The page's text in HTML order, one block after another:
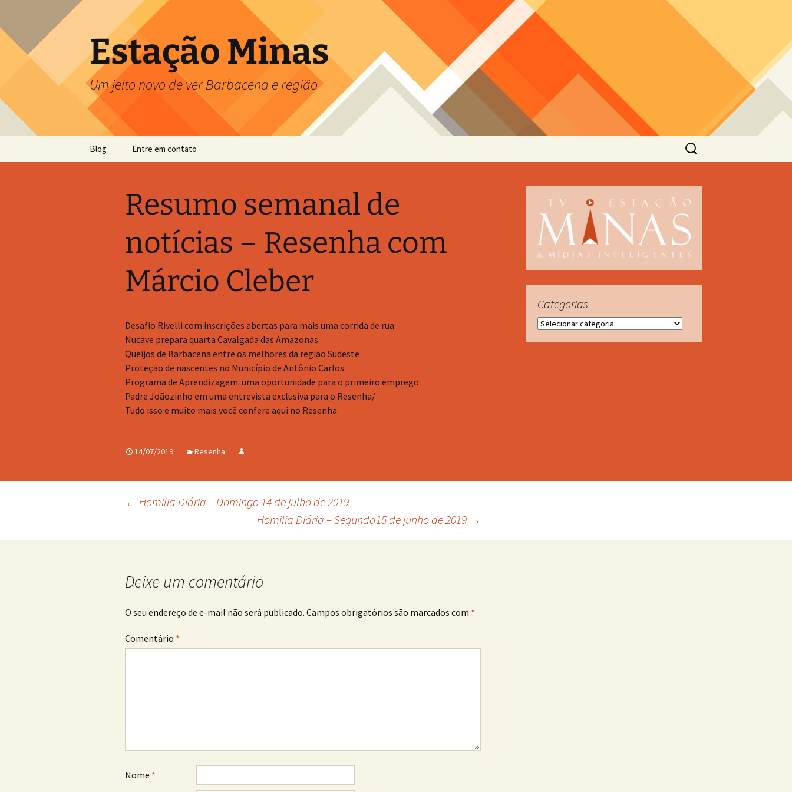
o
conteúdo
Estação Minas
Um jeito novo de ver Barbacena e região
Blog Entre em contato
Pesquisar
por:
Resumo semanal de
notícias – Resenha com
Márcio Cleber
Desafio Rivelli com inscrições abertas para mais uma corrida de rua
Nucave prepara quarta Cavalgada das Amazonas
Queijos de Barbacena entre os melhores da região Sudeste
Proteção de nascentes no Município de Antônio Carlos
Programa de Aprendizagem: uma oportunidade para o primeiro emprego
Padre Joãozinho em uma entrevista exclusiva para o Resenha/
Tudo isso e muito mais você confere aqui no Resenha
14/07/2019 Resenha
Navegação
de
← Homilia Diária – Domingo 14 de julho de 2019
Homilia Diária – Segunda15 de junho de 2019 →
Deixe um comentário
O seu endereço de e-mail não será publicado. Campos obrigatórios são marcados com *
Comentário *
Nome *
Categorias
Categorias